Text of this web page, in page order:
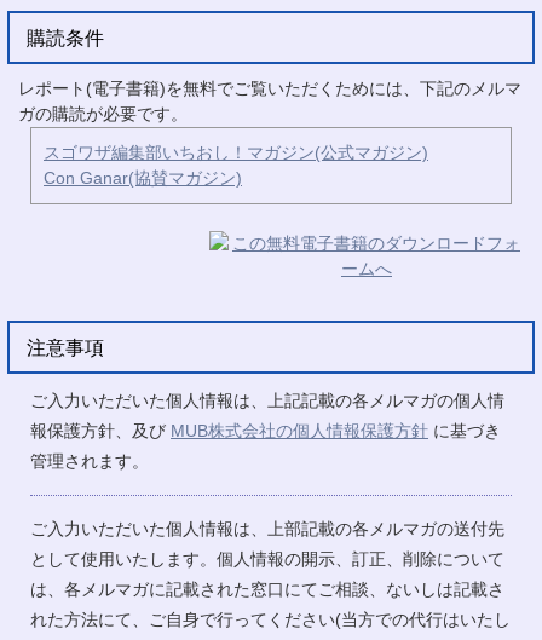
購読条件
レポート(電子書籍)を無料でご覧いただくためには、下記のメルマ
ガの購読が必要です。
スゴワザ編集部いちおし！マガジン(公式マガジン)
Con Ganar(協賛マガジン)
注意事項
ご入力いただいた個人情報は、上記記載の各メルマガの個人情
報保護方針、及び MUB株式会社の個人情報保護方針 に基づき
管理されます。
ご入力いただいた個人情報は、上部記載の各メルマガの送付先
として使用いたします。個人情報の開示、訂正、削除について
は、各メルマガに記載された窓口にてご相談、ないしは記載さ
れた方法にて、ご自身で行ってください(当方での代行はいたし